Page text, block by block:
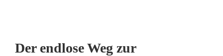
Der endlose Weg zur